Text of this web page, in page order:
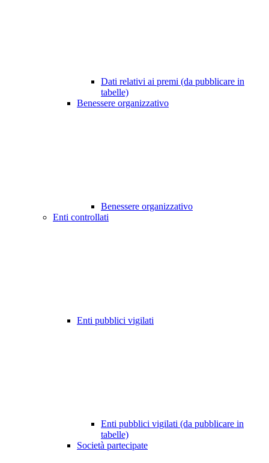
Dati relativi ai premi (da pubblicare in
tabelle)
Benessere organizzativo
Benessere organizzativo
Enti controllati
Enti pubblici vigilati
Enti pubblici vigilati (da pubblicare in
tabelle)
Società partecipate